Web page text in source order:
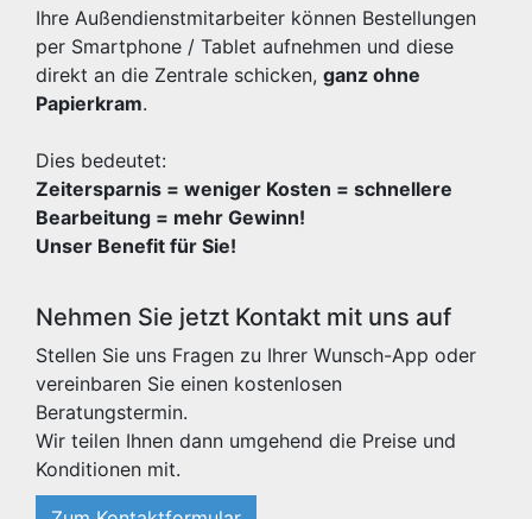
Ihre Außendienstmitarbeiter können Bestellungen
per Smartphone / Tablet aufnehmen und diese
direkt an die Zentrale schicken, ganz ohne
Papierkram.
Dies bedeutet:
Zeitersparnis = weniger Kosten = schnellere
Bearbeitung = mehr Gewinn!
Unser Benefit für Sie!
Nehmen Sie jetzt Kontakt mit uns auf
Stellen Sie uns Fragen zu Ihrer Wunsch-App oder
vereinbaren Sie einen kostenlosen
Beratungstermin.
Wir teilen Ihnen dann umgehend die Preise und
Konditionen mit.